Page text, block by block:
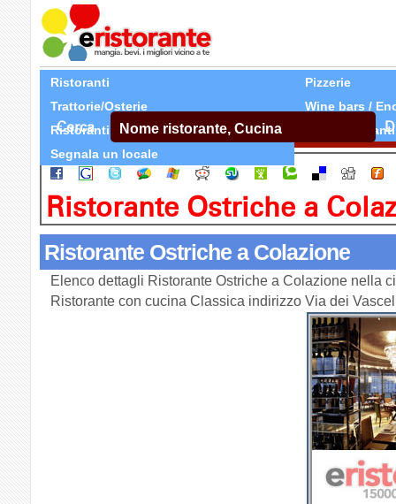
Ristoranti
Pizzerie
Trattorie/Osterie
Wine bars /
Ristoranti Etnici
Tutti Ristoranti
Segnala un locale
Cerca
Ristorante Ostriche a
Ristorante Ostriche a Colazione
Elenco dettagli Ristorante Ostriche a Colazione nella
Ristorante con cucina Classica indirizzo Via dei